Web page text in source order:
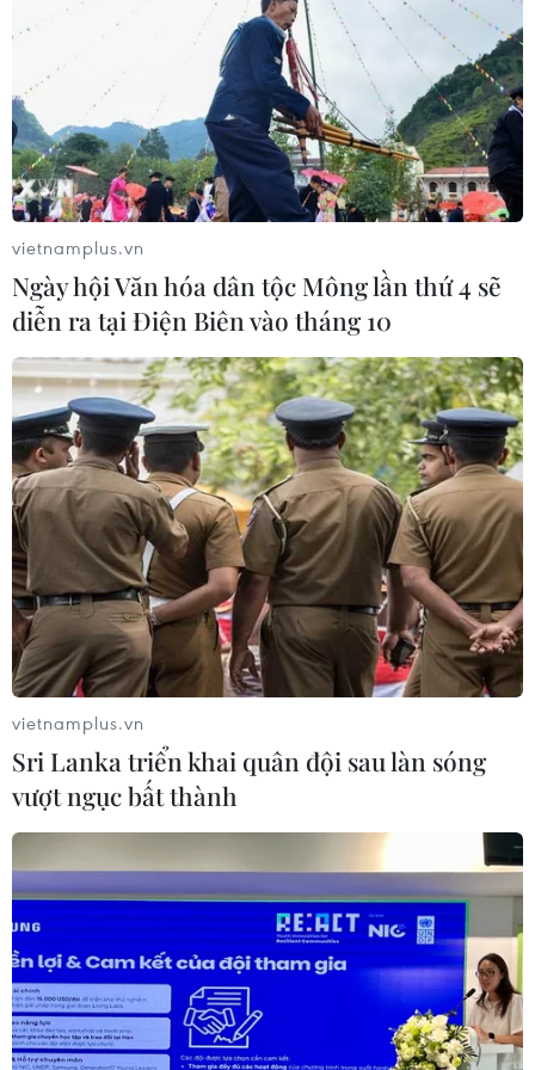
06/08/2026 12:25
Chưa đầu tư mở rộng Quốc lộ 1 đoạn
Bạc Liêu-Cà Mau giai đoạn 2026-
2030
06/08/2026 12:24
Tuyên Quang khẩn trương khắc
phục sạt lở trên các tuyến giao thông
06/08/2026 11:54
Thi công trở lại dự án sửa chữa Quốc
lộ 30 sau phản ánh của TTXVN
06/08/2026 09:42
Hà Nội tăng tốc thi công
đường Vành đai 1 đoạn Hoàng Cầu-
Voi Phục
06/08/2026 09:07
Đồng Nai yêu cầu đẩy nhanh tiến độ
dự án kết nối vùng, sân bay Long
Thành
06/08/2026 09:05
Cầu Đắk Lung sập sau cú
tông của xe tải cẩu, 2 người thoát
chết
vietnamplus.vn
Ngày hội Văn hóa dân tộc Mông lần thứ 4 sẽ
diễn ra tại Điện Biên vào tháng 10
vietnamplus.vn
Sri Lanka triển khai quân đội sau làn sóng
vượt ngục bất thành